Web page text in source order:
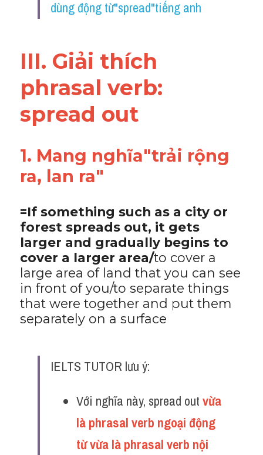
dùng động từ"spread"tiếng anh
III. Giải thích
phrasal verb:
spread out
1. Mang nghĩa"trải rộng
ra, lan ra"
=If something such as a city or
forest spreads out, it gets
larger and gradually begins to
cover a larger area/to cover a
large area of land that you can see
in front of you/to separate things
that were together and put them
separately on a surface
IELTS TUTOR lưu ý:
Với nghĩa này, spread out vừa
là phrasal verb ngoại động
từ vừa là phrasal verb nội